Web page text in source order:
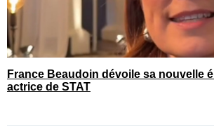
France Beaudoin dévoile sa nouvelle
actrice de STAT